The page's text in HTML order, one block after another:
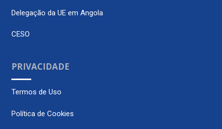
Delegação da UE em Angola
CESO
PRIVACIDADE
Termos de Uso
Política de Cookies